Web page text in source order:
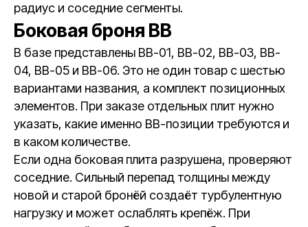
радиус и соседние сегменты.
Боковая броня BB
В базе представлены BB-01, BB-02, BB-03, BB-
04, BB-05 и BB-06. Это не один товар с шестью
вариантами названия, а комплект позиционных
элементов. При заказе отдельных плит нужно
указать, какие именно BB-позиции требуются и
в каком количестве.
Если одна боковая плита разрушена, проверяют
соседние. Сильный перепад толщины между
новой и старой бронёй создаёт турбулентную
нагрузку и может ослаблять крепёж. При